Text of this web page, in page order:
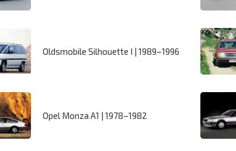
Oldsmobile Silhouette I | 1989–1996
Opel Monza A1 | 1978–1982